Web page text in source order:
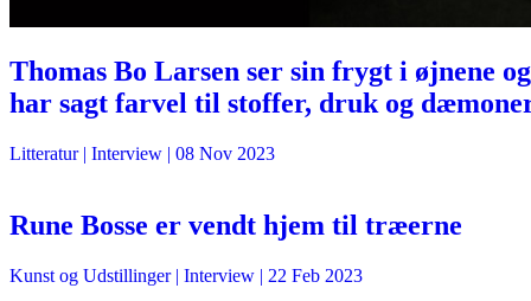
Thomas Bo Larsen ser sin frygt i øjnene og
har sagt farvel til stoffer, druk og
Litteratur| Interview | 08 Nov 2023
Rune Bosse er vendt hjem til træerne
Kunst og Udstillinger| Interview | 22 Feb 2023